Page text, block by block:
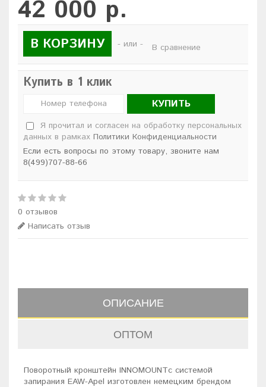
42 000 р.
В КОРЗИНУ - или - В сравнение
Купить в 1 клик
КУПИТЬ
Я прочитал и согласен на обработку персональных
данных в рамках Политики Конфиденциальности
Если есть вопросы по этому товару, звоните нам
8(499)707-88-66
0 отзывов
Написать отзыв
ОПИСАНИЕ
ОПТОМ
Поворотный кронштейн INNOMOUNTс системой
запирания EAW-Apel изготовлен немецким брендом